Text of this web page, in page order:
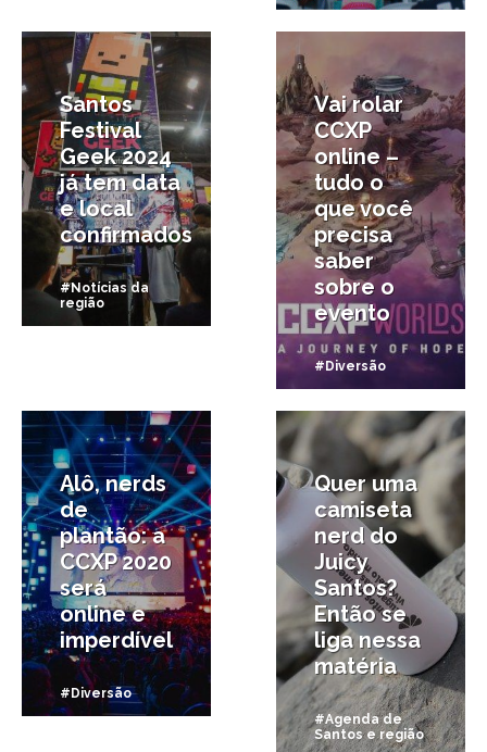
Santos
Festival
Geek 2024
já tem data
e local
confirmados
#Notícias da
região
9/09/2020
Vai rolar
CCXP
online –
tudo o
que você
precisa
saber
sobre o
evento
#Diversão
Alô, nerds
de
plantão: a
CCXP 2020
será
online e
imperdível
#Diversão
13/11/2019
Quer uma
camiseta
nerd do
Juicy
Santos?
Então se
liga nessa
matéria
#Agenda de
Santos e região